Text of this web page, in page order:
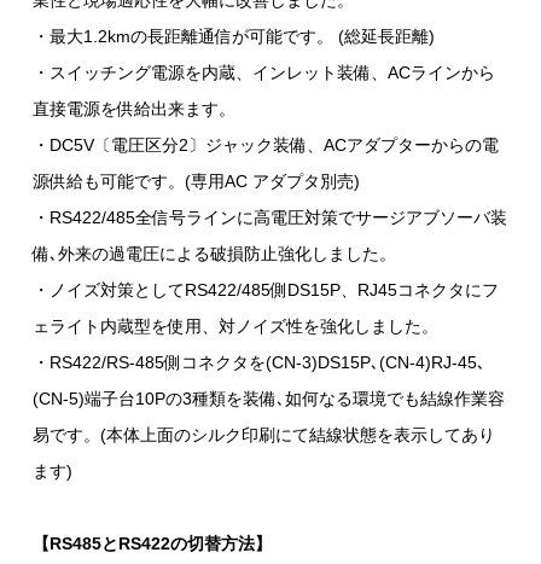
・最大1.2kmの長距離通信が可能です。 (総延長距離)
・スイッチング電源を内蔵、インレット装備、ACラインから
直接電源を供給出来ます。
・DC5V〔電圧区分2〕ジャック装備、ACアダプターからの電
源供給も可能です。(専用AC アダプタ別売)
・RS422/485全信号ラインに高電圧対策でサージアブソーバ装
備､外来の過電圧による破損防止強化しました。
・ノイズ対策としてRS422/485側DS15P、RJ45コネクタにフ
ェライト内蔵型を使用、対ノイズ性を強化しました。
・RS422/RS-485側コネクタを(CN-3)DS15P､(CN-4)RJ-45､
(CN-5)端子台10Pの3種類を装備､如何なる環境でも結線作業容
易です。(本体上面のシルク印刷にて結線状態を表示してあり
ます)
【RS485とRS422の切替方法】